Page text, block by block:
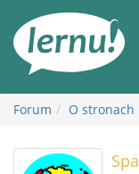
Forum O stronach